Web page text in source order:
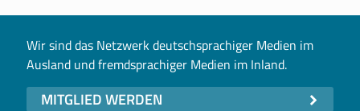
Wir sind das Netzwerk deutschsprachiger Medien im
Ausland und fremdsprachiger Medien im Inland.
MITGLIED WERDEN